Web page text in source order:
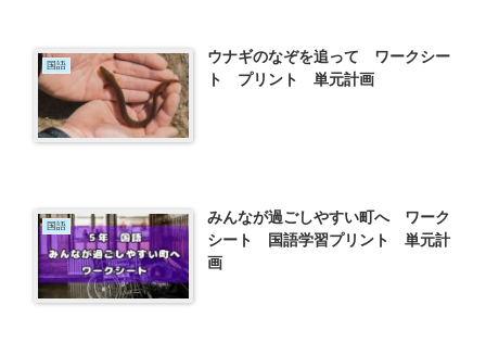
国語
ウナギのなぞを追って ワークシー
ト プリント 単元計画
国語
みんなが過ごしやすい町へ ワーク
シート 国語学習プリント 単元計
画